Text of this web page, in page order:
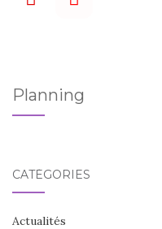
Planning
CATÉGORIES
Actualités